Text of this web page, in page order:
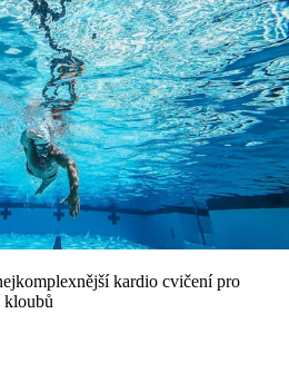
kardio cvičení pro
kloubů